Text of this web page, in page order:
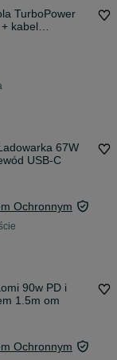
TurboPower
kabel
67W
USB-C
Ochronnym
90w PD i
1.5m om
Ochronnym